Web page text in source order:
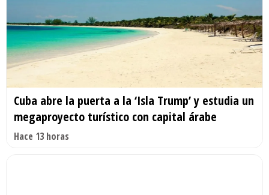
Cuba abre la puerta a la ‘Isla Trump’ y estudia un
megaproyecto turístico con capital árabe
Hace 13 horas